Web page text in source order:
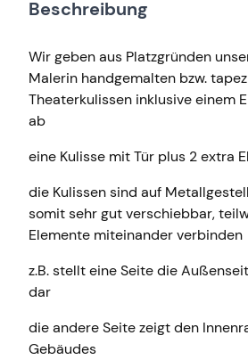
Beschreibung
Wir geben aus Platzgründen
Malerin handgemalten bzw.
Theaterkulissen inklusive einem
ab
eine Kulisse mit Tür plus 2 extra
die Kulissen sind auf
somit sehr gut verschiebbar,
Elemente miteinander verbinden
z.B. stellt eine Seite die
dar
die andere Seite zeigt den
Gebäudes